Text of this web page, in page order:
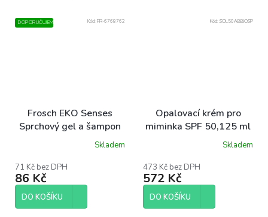
DOPORUČUJEME
Frosch EKO Senses
Sprchový gel a šampon
pro děti 300 mlSkladem
71 Kč bez DPH
86 Kč
DO KOŠÍKU
Kód: FR-6768762
Opalovací krém pro
miminka SPF 50,125 ml
Skladem
473 Kč bez DPH
572 Kč
DO KOŠÍKU
Kód: SOL50ABBIOSP